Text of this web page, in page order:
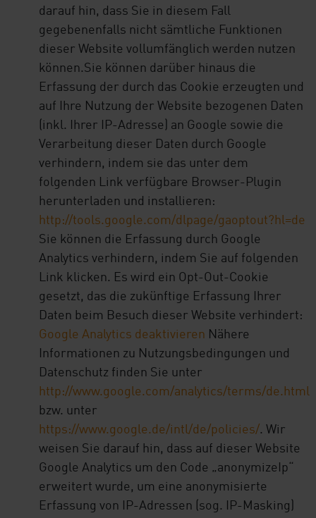
darauf hin, dass Sie in diesem Fall
gegebenenfalls nicht sämtliche Funktionen
dieser Website vollumfänglich werden nutzen
können.Sie können darüber hinaus die
Erfassung der durch das Cookie erzeugten und
auf Ihre Nutzung der Website bezogenen Daten
(inkl. Ihrer IP-Adresse) an Google sowie die
Verarbeitung dieser Daten durch Google
verhindern, indem sie das unter dem
folgenden Link verfügbare Browser-Plugin
herunterladen und installieren:
http://tools.google.com/dlpage/gaoptout?hl=de
Sie können die Erfassung durch Google
Analytics verhindern, indem Sie auf folgenden
Link klicken. Es wird ein Opt-Out-Cookie
gesetzt, das die zukünftige Erfassung Ihrer
Daten beim Besuch dieser Website verhindert:
Google Analytics deaktivieren Nähere
Informationen zu Nutzungsbedingungen und
Datenschutz finden Sie unter
http://www.google.com/analytics/terms/de.html
bzw. unter
https://www.google.de/intl/de/policies/. Wir
weisen Sie darauf hin, dass auf dieser Website
Google Analytics um den Code „anonymizeIp“
erweitert wurde, um eine anonymisierte
Erfassung von IP-Adressen (sog. IP-Masking)